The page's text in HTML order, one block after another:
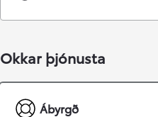
Okkar þjónusta
Ábyrgð